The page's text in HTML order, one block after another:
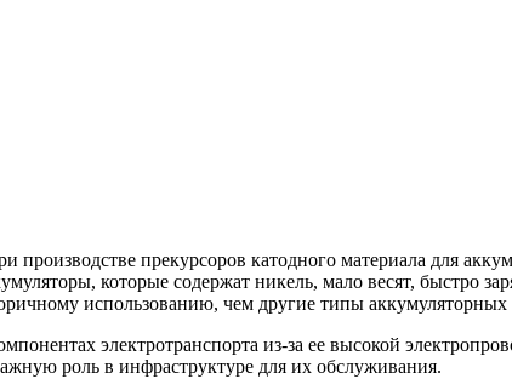
прекурсоров катодного материала для
которые содержат никель, мало весят, быстро
использованию, чем другие типы аккумуляторных
электротранспорта из-за ее высокой
роль в инфраструктуре для их обслуживания.